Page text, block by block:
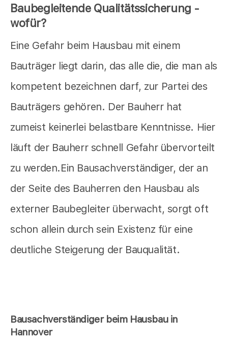
Baubegleitende Qualitätssicherung -
wofür?
Eine Gefahr beim Hausbau mit einem
Bauträger liegt darin, das alle die, die man als
kompetent bezeichnen darf, zur Partei des
Bauträgers gehören. Der Bauherr hat
zumeist keinerlei belastbare Kenntnisse. Hier
läuft der Bauherr schnell Gefahr übervorteilt
zu werden.Ein Bausachverständiger, der an
der Seite des Bauherren den Hausbau als
externer Baubegleiter überwacht, sorgt oft
schon allein durch sein Existenz für eine
deutliche Steigerung der Bauqualität.
Bausachverständiger beim Hausbau in
Hannover